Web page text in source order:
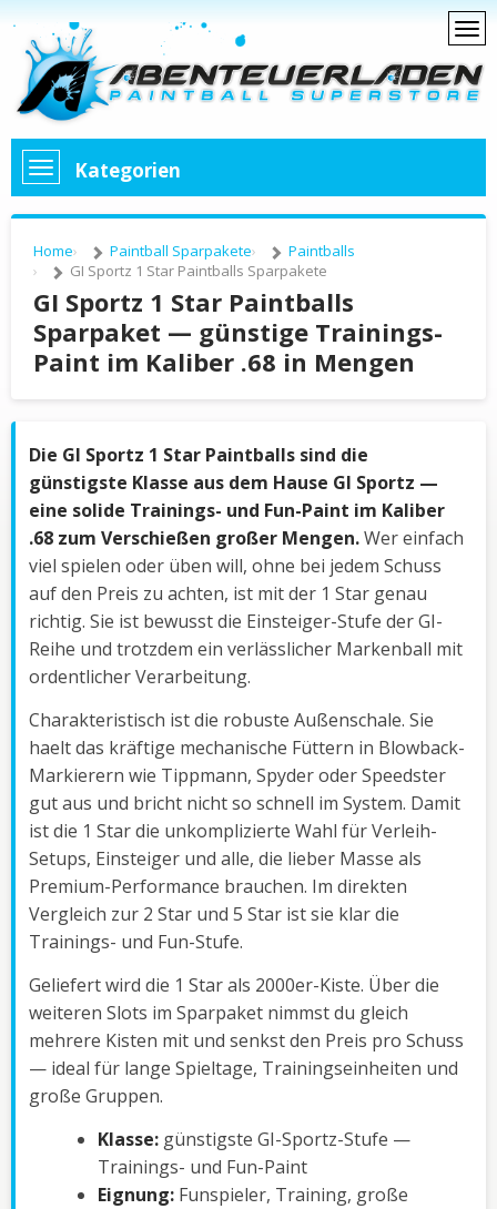
Kategorien
Home Paintball Sparpakete
Paintballs
GI Sportz 1 Star Paintballs Sparpakete
GI Sportz 1 Star Paintballs
Sparpaket — günstige Trainings-
Paint im Kaliber .68 in Mengen
Die GI Sportz 1 Star Paintballs sind die
günstigste Klasse aus dem Hause GI Sportz —
eine solide Trainings- und Fun-Paint im Kaliber
.68 zum Verschießen großer Mengen.Wer einfach
viel spielen oder üben will, ohne bei jedem Schuss
auf den Preis zu achten, ist mit der 1 Star genau
richtig. Sie ist bewusst die Einsteiger-Stufe der GI-
Reihe und trotzdem ein verlässlicher Markenball mit
ordentlicher Verarbeitung.
Charakteristisch ist die robuste Außenschale. Sie
haelt das kräftige mechanische Füttern in Blowback-
Markierern wie Tippmann, Spyder oder Speedster
gut aus und bricht nicht so schnell im System. Damit
ist die 1 Star die unkomplizierte Wahl für Verleih-
Setups, Einsteiger und alle, die lieber Masse als
Premium-Performance brauchen. Im direkten
Vergleich zur 2 Star und 5 Star ist sie klar die
Trainings- und Fun-Stufe.
Geliefert wird die 1 Star als 2000er-Kiste. Über die
weiteren Slots im Sparpaket nimmst du gleich
mehrere Kisten mit und senkst den Preis pro Schuss
— ideal für lange Spieltage, Trainingseinheiten und
große Gruppen.
Klasse: günstigste GI-Sportz-Stufe —
Trainings- und Fun-Paint
Eignung: Funspieler, Training, große